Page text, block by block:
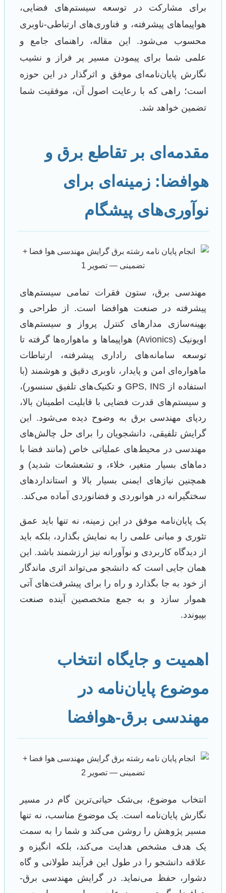
برای مشارکت در توسعه سیستم‌های فضایی،
هواپیماهای پیشرفته، و فناوری‌های ارتباطی-ناوبری
محسوب می‌شود. این مقاله، راهنمای جامع و
علمی شما برای پیمودن مسیر پر فراز و نشیب
نگارش پایان‌نامه‌ای موفق و اثرگذار در این حوزه
است؛ راهی که با رعایت اصول آن، موفقیت شما
تضمین خواهد شد.
مقدمه‌ای بر تقاطع برق و
هوافضا: زمینه‌ای برای
نوآوری‌های پیشگام
مهندسی برق، ستون فقرات تمامی سیستم‌های
پیشرفته در صنعت هوافضا است. از طراحی و
بهینه‌سازی مدارهای کنترل پرواز و سیستم‌های
اویونیک (Avionics) هواپیماها و ماهواره‌ها گرفته تا
توسعه سامانه‌های راداری پیشرفته، ارتباطات
ماهواره‌ای امن و پایدار، ناوبری دقیق و هوشمند (با
استفاده از GPS, INS و تکنیک‌های تلفیق سنسور)،
و سیستم‌های قدرت فضایی با قابلیت اطمینان بالا،
ردپای مهندسی برق به وضوح دیده می‌شود. این
گرایش تلفیقی، دانشجویان را برای حل چالش‌های
مهندسی در محیط‌های عملیاتی خاص (مانند فضا با
دماهای بسیار متغیر، خلاء، و تشعشعات شدید) و
همچنین نیازهای ایمنی بسیار بالا و استانداردهای
سختگیرانه در هوانوردی و فضانوردی آماده می‌کند.
یک پایان‌نامه موفق در این زمینه، نه تنها باید عمق
تئوری و مبانی علمی را به نمایش بگذارد، بلکه باید
از دیدگاه کاربردی و نوآورانه نیز ارزشمند باشد. این
همان جایی است که دانشجو می‌تواند اثری ماندگار
از خود به جا بگذارد و راه را برای پیشرفت‌های آتی
هموار سازد و به جمع متخصصین آینده صنعت
بپیوندد.
اهمیت و جایگاه انتخاب
موضوع پایان‌نامه در
مهندسی برق-هوافضا
انتخاب موضوع، بی‌شک حیاتی‌ترین گام در مسیر
نگارش پایان‌نامه است. یک موضوع مناسب، نه تنها
مسیر پژوهش را روشن می‌کند و شما را به سمت
یک هدف مشخص هدایت می‌کند، بلکه انگیزه و
علاقه دانشجو را در طول این فرآیند طولانی و گاه
دشوار، حفظ می‌نماید. در گرایش مهندسی برق-